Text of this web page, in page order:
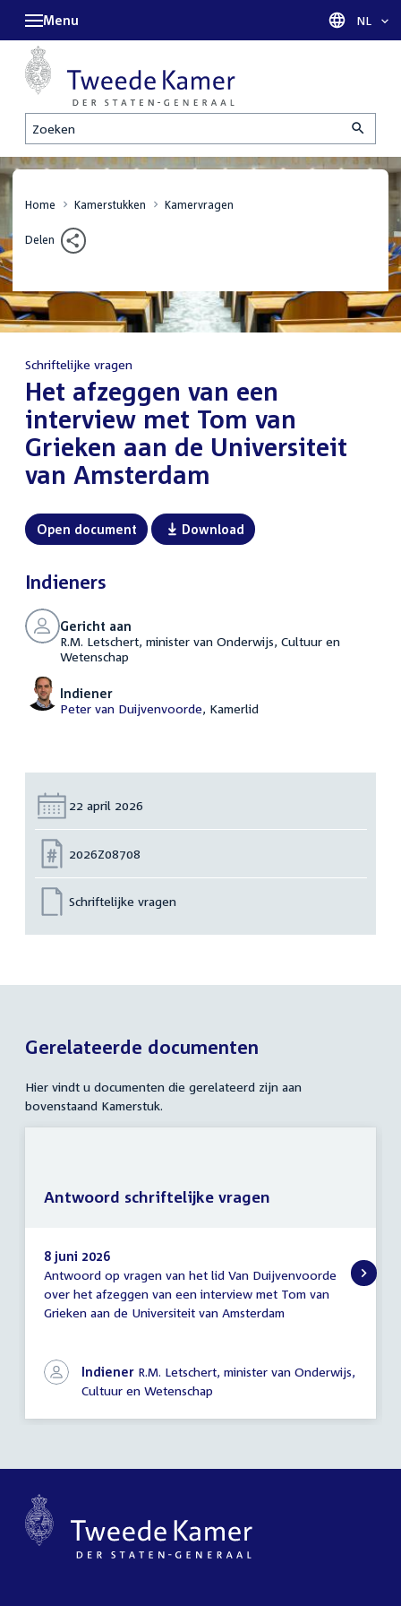
Zoeken
Menu Taal
NL
Home Kamerstukken Kamervragen
Delen
Schriftelijke vragen
:Het afzeggen van een
interview met Tom van
Grieken aan de Universiteit
van Amsterdam
Open document Download
Indieners
Gericht aan
R.M. Letschert, minister van Onderwijs, Cultuur en
Wetenschap
Indiener
Peter van Duijvenvoorde, Kamerlid
Datum:
22 april 2026
Nummer:
2026Z08708
Schriftelijke vragen
Gerelateerde documenten
Hier vindt u documenten die gerelateerd zijn aan
bovenstaand Kamerstuk.
Antwoord
schriftelijke
vragen
8 juni 2026
Antwoord op vragen van het lid Van Duijvenvoorde
over het afzeggen van een interview met Tom van
Grieken aan de Universiteit van Amsterdam
Indiener R.M. Letschert, minister van Onderwijs,
Cultuur en Wetenschap
Antwoord schriftelijke vragen